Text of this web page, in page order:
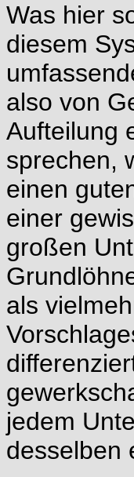
Was hier
diesem
also von
Aufteilung
sprechen,
einen
einer
großen
als
jedem
desselben